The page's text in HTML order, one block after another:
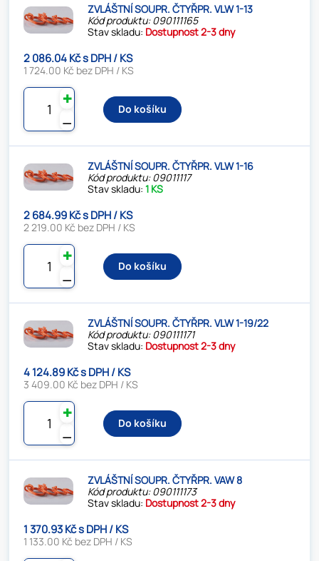
ZVLÁŠTNÍ SOUPR. ČTYŘPR. VLW 1-13
Kód produktu: 090111165
Stav skladu: Dostupnost 2-3 dny
2 086.04 Kč s DPH / KS
1 724.00 Kč bez DPH / KS
⚊
✚
Do košíku
ZVLÁŠTNÍ SOUPR. ČTYŘPR. VLW 1-16
Kód produktu: 09011117
Stav skladu:1 KS
2 684.99 Kč s DPH / KS
2 219.00 Kč bez DPH / KS
⚊
✚
Do košíku
ZVLÁŠTNÍ SOUPR. ČTYŘPR. VLW 1-19/22
Kód produktu: 090111171
Stav skladu: Dostupnost 2-3 dny
4 124.89 Kč s DPH / KS
3 409.00 Kč bez DPH / KS
⚊
✚
Do košíku
ZVLÁŠTNÍ SOUPR. ČTYŘPR. VAW 8
Kód produktu: 090111173
Stav skladu: Dostupnost 2-3 dny
1 370.93 Kč s DPH / KS
1 133.00 Kč bez DPH / KS